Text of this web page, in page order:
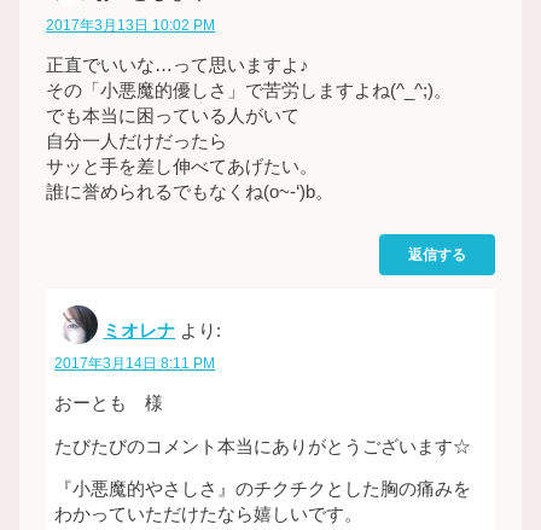
2017年3月13日 10:02 PM
正直でいいな…って思いますよ♪
その「小悪魔的優しさ」で苦労しますよね(^_^;)。
でも本当に困っている人がいて
自分一人だけだったら
サッと手を差し伸べてあげたい。
誰に誉められるでもなくね(o~-‘)b。
返信する
ミオレナ より:
2017年3月14日 8:11 PM
おーとも 様
たびたびのコメント本当にありがとうございます☆
『小悪魔的やさしさ』のチクチクとした胸の痛みを
わかっていただけたなら嬉しいです。